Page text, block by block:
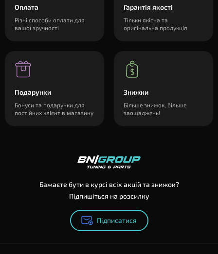
Оплата
Різні способи оплати для
вашої зручності
Гарантія якості
Тільки якісна та
оригінальна продукція
Подарунки
Бонуси та подарунки для
постійних клієнтів магазину
Знижки
Більше знижок, більше
заощаджень!
Бажаєте бути в курсі всіх акцій та знижок?
Підпишіться на розсилку
Підписатися